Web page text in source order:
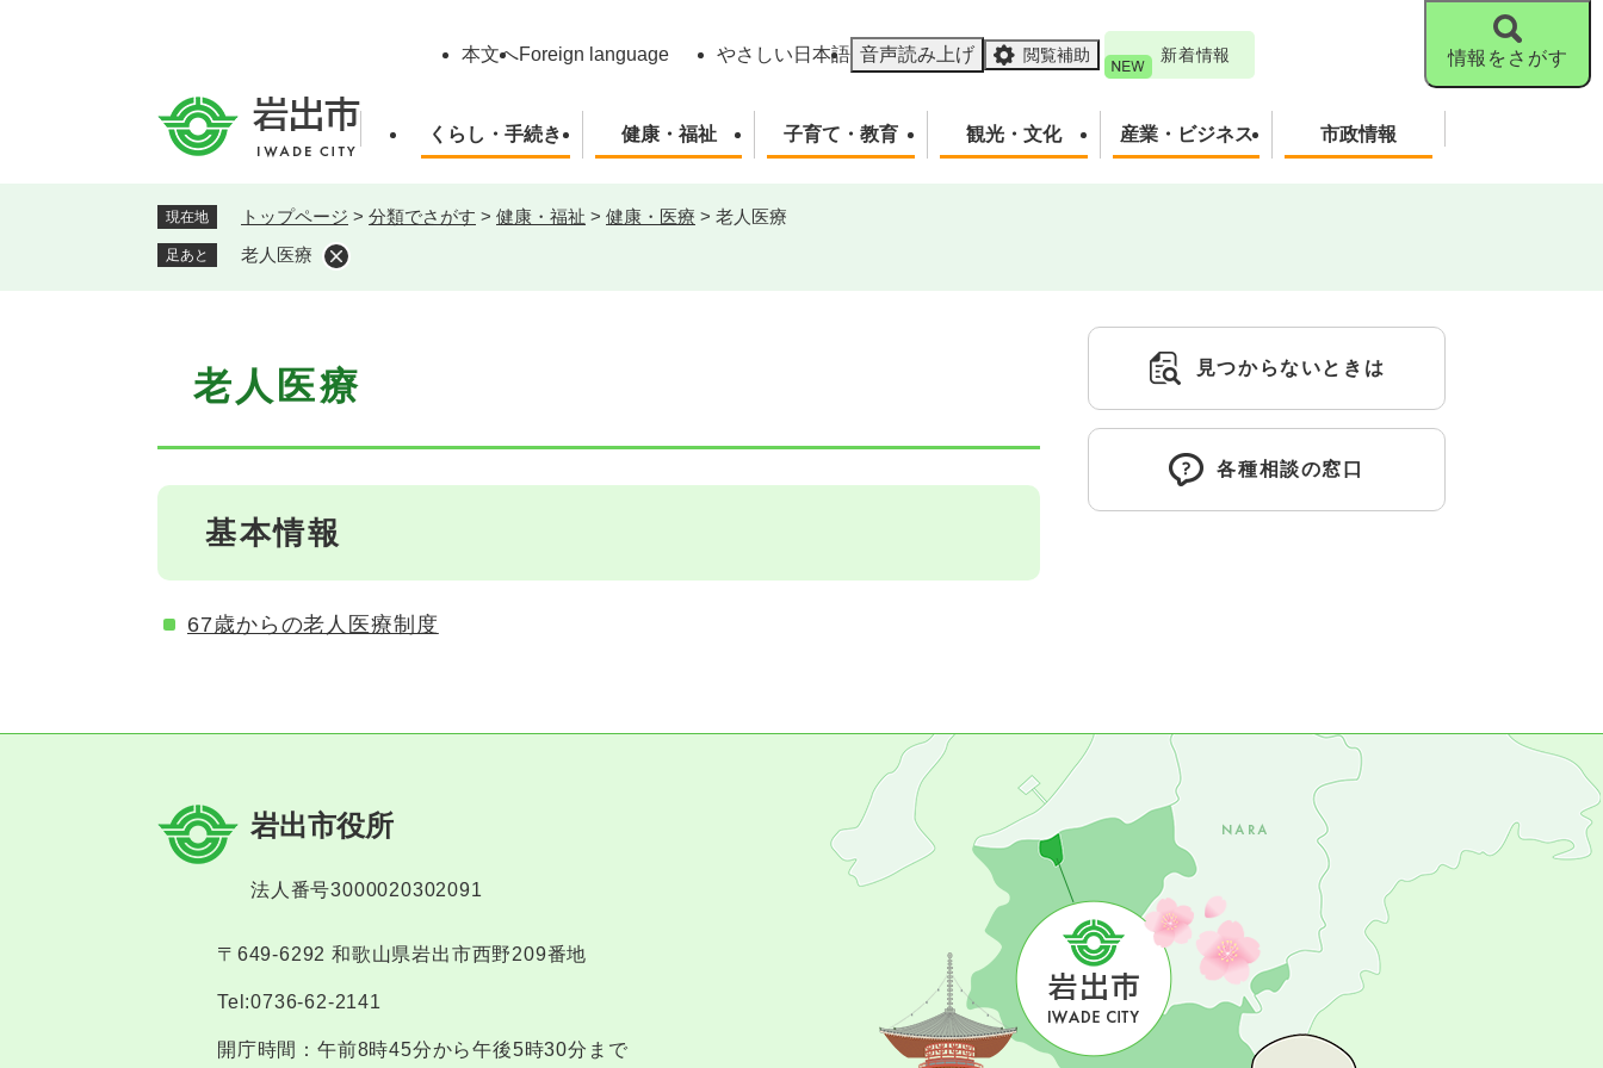
本文へForeign language やさしい日本語 音声読み上げ 閲覧補助 新着情報
くらし・手続き 健康・福祉 子育て・教育 観光・文化 産業・ビジネス 市政情報
情報をさがす
現在地 トップページ > 分類でさがす > 健康・福祉 > 健康・医療 > 老人医療
足あと 老人医療
老人医療
基本情報
67歳からの老人医療制度
見つからないときは
各種相談の窓口
岩出市役所
法人番号3000020302091
〒649-6292 和歌山県岩出市西野209番地
Tel:0736-62-2141
開庁時間：午前8時45分から午後5時30分まで